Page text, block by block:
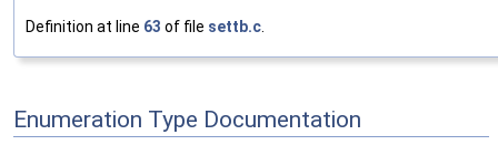
Definition at line 63 of file settb.c
Enumeration Type Documentation